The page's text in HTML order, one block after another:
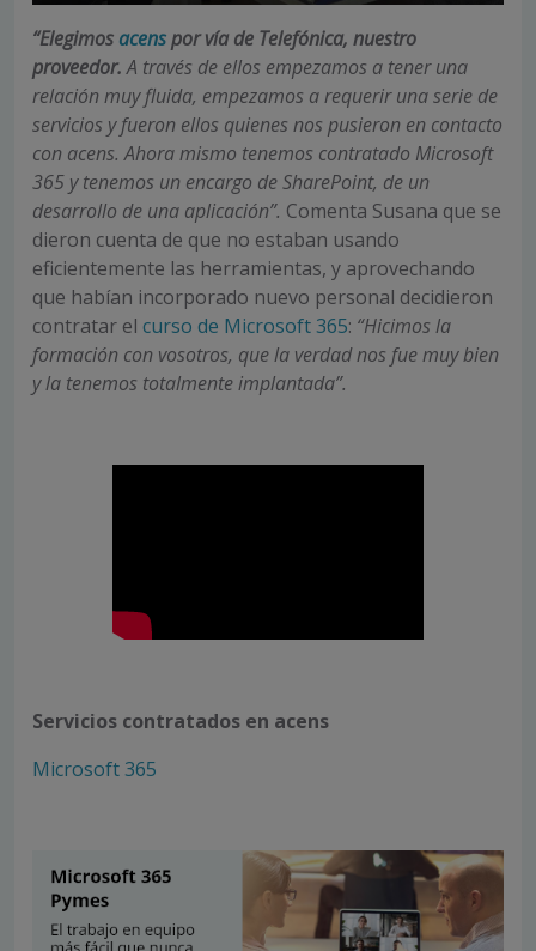
“Elegimos acenspor vía de Telefónica, nuestro
proveedor.A través de ellos empezamos a tener una
relación muy fluida, empezamos a requerir una serie de
servicios y fueron ellos quienes nos pusieron en contacto
con acens. Ahora mismo tenemos contratado Microsoft
365 y tenemos un encargo de SharePoint, de un
desarrollo de una aplicación”. Comenta Susana que se
dieron cuenta de que no estaban usando
eficientemente las herramientas, y aprovechando
que habían incorporado nuevo personal decidieron
contratar el curso de Microsoft 365: “Hicimos la
formación con vosotros, que la verdad nos fue muy bien
y la tenemos totalmente implantada”.
Servicios contratados en acens
Microsoft 365